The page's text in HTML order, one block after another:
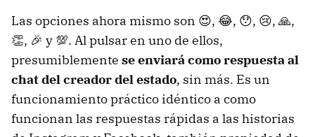
Las opciones ahora mismo son 😍, 😂, 😯, 😢, 🙏,
👏, 🎉 y 💯. Al pulsar en uno de ellos,
presumiblemente se enviará como respuesta al
chat del creador del estado, sin más. Es un
funcionamiento práctico idéntico a como
funcionan las respuestas rápidas a las historias